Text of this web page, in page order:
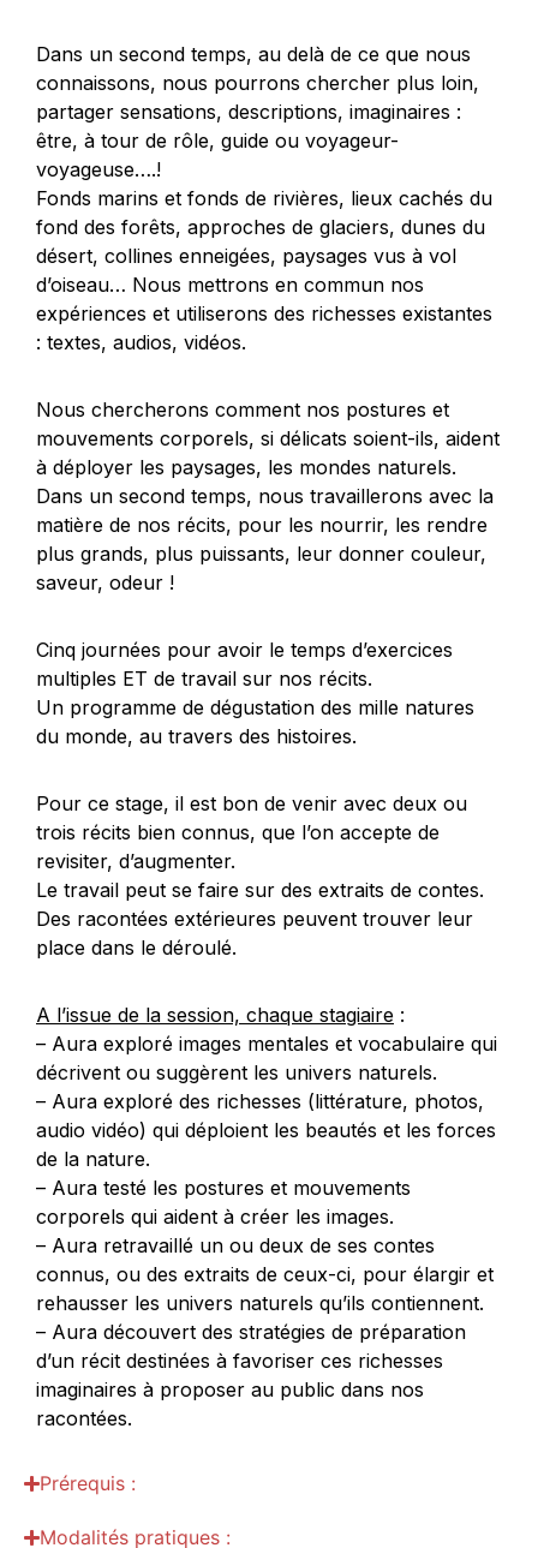
Dans un second temps, au delà de ce que nous
connaissons, nous pourrons chercher plus loin,
partager sensations, descriptions, imaginaires :
être, à tour de rôle, guide ou voyageur-
voyageuse….!
Fonds marins et fonds de rivières, lieux cachés du
fond des forêts, approches de glaciers, dunes du
désert, collines enneigées, paysages vus à vol
d’oiseau… Nous mettrons en commun nos
expériences et utiliserons des richesses existantes
: textes, audios, vidéos.
Nous chercherons comment nos postures et
mouvements corporels, si délicats soient-ils, aident
à déployer les paysages, les mondes naturels.
Dans un second temps, nous travaillerons avec la
matière de nos récits, pour les nourrir, les rendre
plus grands, plus puissants, leur donner couleur,
saveur, odeur !
Cinq journées pour avoir le temps d’exercices
multiples ET de travail sur nos récits.
Un programme de dégustation des mille natures
du monde, au travers des histoires.
Pour ce stage, il est bon de venir avec deux ou
trois récits bien connus, que l’on accepte de
revisiter, d’augmenter.
Le travail peut se faire sur des extraits de contes.
Des racontées extérieures peuvent trouver leur
place dans le déroulé.
A l’issue de la session, chaque stagiaire :
– Aura exploré images mentales et vocabulaire qui
décrivent ou suggèrent les univers naturels.
– Aura exploré des richesses (littérature, photos,
audio vidéo) qui déploient les beautés et les forces
de la nature.
– Aura testé les postures et mouvements
corporels qui aident à créer les images.
– Aura retravaillé un ou deux de ses contes
connus, ou des extraits de ceux-ci, pour élargir et
rehausser les univers naturels qu’ils contiennent.
– Aura découvert des stratégies de préparation
d’un récit destinées à favoriser ces richesses
imaginaires à proposer au public dans nos
racontées.
Prérequis :
Modalités pratiques :